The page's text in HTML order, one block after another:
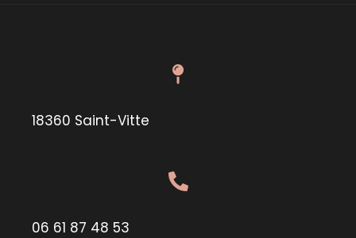
18360 Saint-Vitte
06 61 87 48 53